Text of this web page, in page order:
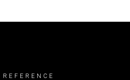
REFERENCE